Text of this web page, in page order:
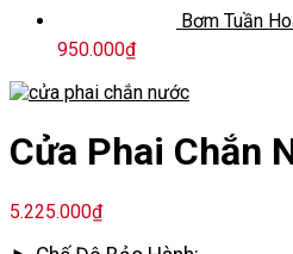
Bơm Tuần
950.000₫
Cửa Phai Chắn
5.225.000₫